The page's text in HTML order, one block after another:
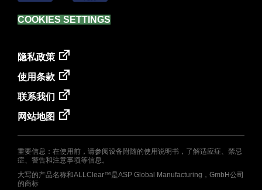
COOKIES SETTINGS
Footer
menu
隐私政策
使用条款
联系我们
网站地图
重要信息：在使用前，请参阅设备附随的使用说明书，了解适应症、禁忌
症、警告和注意事项等信息。
大写的产品名称和ALLClear™是ASP Global Manufacturing，GmbH公司
的商标